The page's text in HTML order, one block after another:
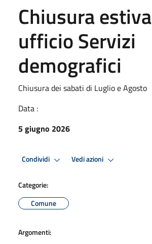
Chiusura estiva
ufficio Servizi
demografici
Chiusura dei sabati di Luglio e Agosto
Data :
5 giugno 2026
Condividi Vedi azioni
Categorie:
Comune
Argomenti: